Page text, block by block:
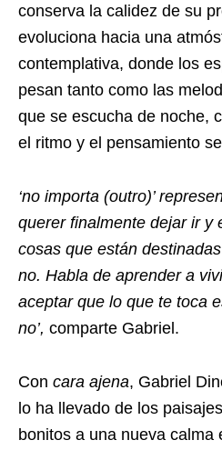
conserva la calidez de su
evoluciona hacia una
contemplativa, donde los
pesan tanto como las
que se escucha de noche,
el ritmo y el pensamiento
‘no importa (outro)’
querer finalmente dejar ir y
cosas que están
no. Habla de aprender a
aceptar que lo que te toca
no’, comparte Gabriel.
Con cara ajena, Gabriel
lo ha llevado de los
bonitos a una nueva calma